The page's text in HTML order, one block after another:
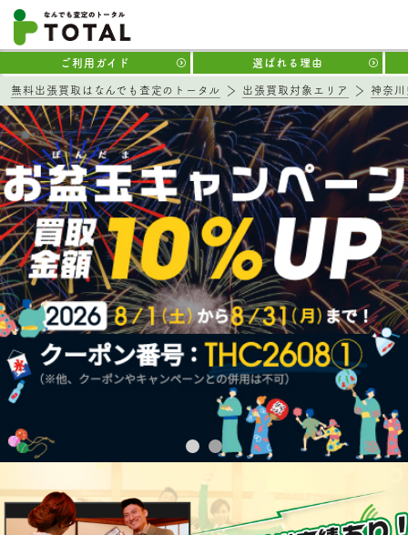
ご利用ガイド 選ばれる理由
無料出張買取はなんでも査定のトータル 出張買取対象エリア 神奈川